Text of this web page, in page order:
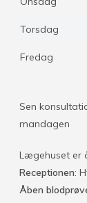
Torsdag
Fredag
Sen
mandagen
Lægehuset er
Receptionen:
Åben